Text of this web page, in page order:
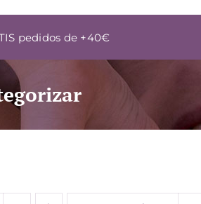
pedidos de +40€